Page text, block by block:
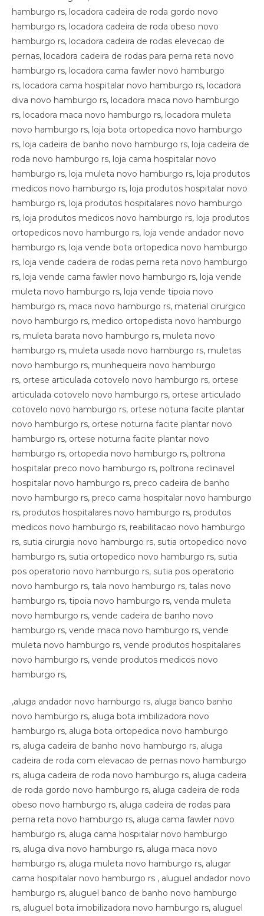
,aluga andador novo hamburgo rs, aluga banco banho
novo hamburgo rs, aluga bota imbilizadora novo
hamburgo rs, aluga bota ortopedica novo hamburgo
rs, aluga cadeira de banho novo hamburgo rs, aluga
cadeira de roda com elevacao de pernas novo hamburgo
rs, aluga cadeira de roda novo hamburgo rs, aluga cadeira
de roda gordo novo hamburgo rs, aluga cadeira de roda
obeso novo hamburgo rs, aluga cadeira de rodas para
perna reta novo hamburgo rs, aluga cama fawler novo
hamburgo rs, aluga cama hospitalar novo hamburgo
rs, aluga diva novo hamburgo rs, aluga maca novo
hamburgo rs, aluga muleta novo hamburgo rs, alugar
cama hospitalar novo hamburgo rs , aluguel andador novo
hamburgo rs, aluguel banco de banho novo hamburgo
rs, aluguel bota imobilizadora novo hamburgo rs, aluguel